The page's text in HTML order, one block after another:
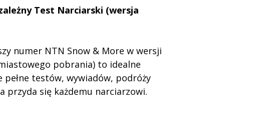
Test Narciarski (wersja
numer NTN Snow & More w wersji
pobrania) to idealne
pełne testów, wywiadów, podróży
przyda się każdemu narciarzowi.